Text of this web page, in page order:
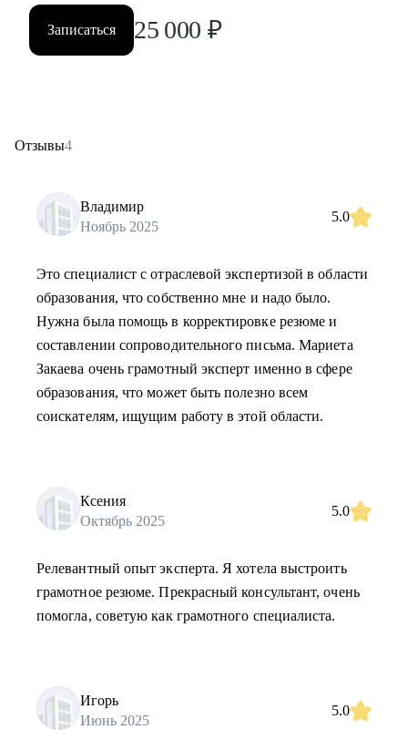
Записаться 25 000 ₽
Отзывы4
Владимир
Ноябрь 2025
5.0
Это специалист с отраслевой экспертизой в области
образования, что собственно мне и надо было.
Нужна была помощь в корректировке резюме и
составлении сопроводительного письма. Мариета
Закаева очень грамотный эксперт именно в сфере
образования, что может быть полезно всем
соискателям, ищущим работу в этой области.
Ксения
Октябрь 2025
5.0
Релевантный опыт эксперта. Я хотела выстроить
грамотное резюме. Прекрасный консультант, очень
помогла, советую как грамотного специалиста.
Игорь
Июнь 2025
5.0